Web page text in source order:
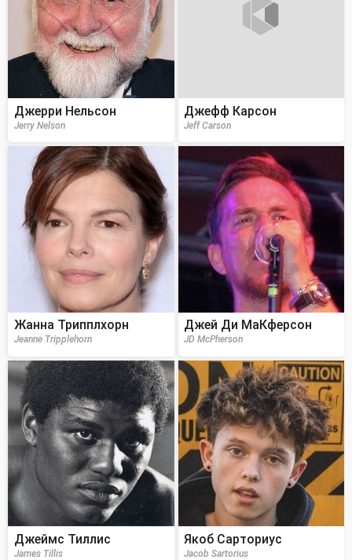
Джерри Нельсон
Jerry Nelson
Джефф Карсон
Jeff Carson
Жанна Трипплхорн
Jeanne Tripplehorn
Джей Ди МаКферсон
JD McPherson
Джеймс Тиллис
James Tillis
Якоб Сарториус
Jacob Sartorius